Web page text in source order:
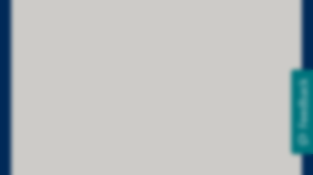
Feedback